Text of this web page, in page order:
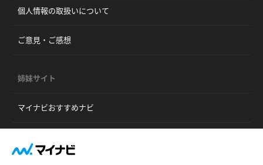
個人情報の取扱いについて
ご意見・ご感想
姉妹サイト
マイナビおすすめナビ